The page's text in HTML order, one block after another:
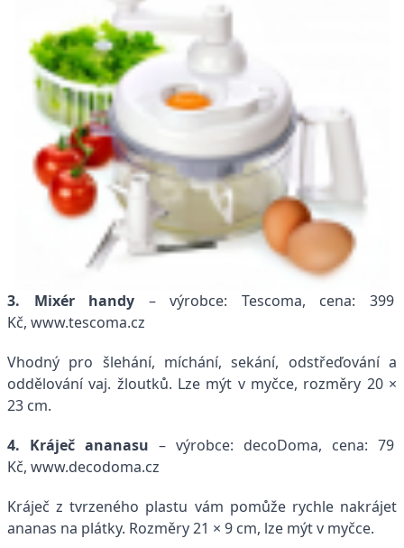
3. Mixér handy – výrobce: Tescoma, cena: 399
Kč, www.tescoma.cz
Vhodný pro šlehání, míchání, sekání, odstřeďování a
oddělování vaj. žloutků. Lze mýt v myčce, rozměry 20 ×
23 cm.
4. Kráječ ananasu – výrobce: decoDoma, cena: 79
Kč, www.decodoma.cz
Kráječ z tvrzeného plastu vám pomůže rychle nakrájet
ananas na plátky. Rozměry 21 × 9 cm, lze mýt v myčce.